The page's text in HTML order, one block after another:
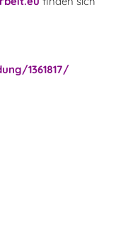
1361817/